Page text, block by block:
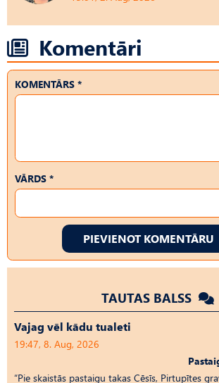
Komentāri
KOMENTĀRS *
VĀRDS *
PIEVIENOT KOMENTĀRU
TAUTAS BALSS
Vajag vēl kādu tualeti
19:47, 8. Aug, 2026
“Pie skaistās pastaigu takas Cēsīs, Pirtupītes